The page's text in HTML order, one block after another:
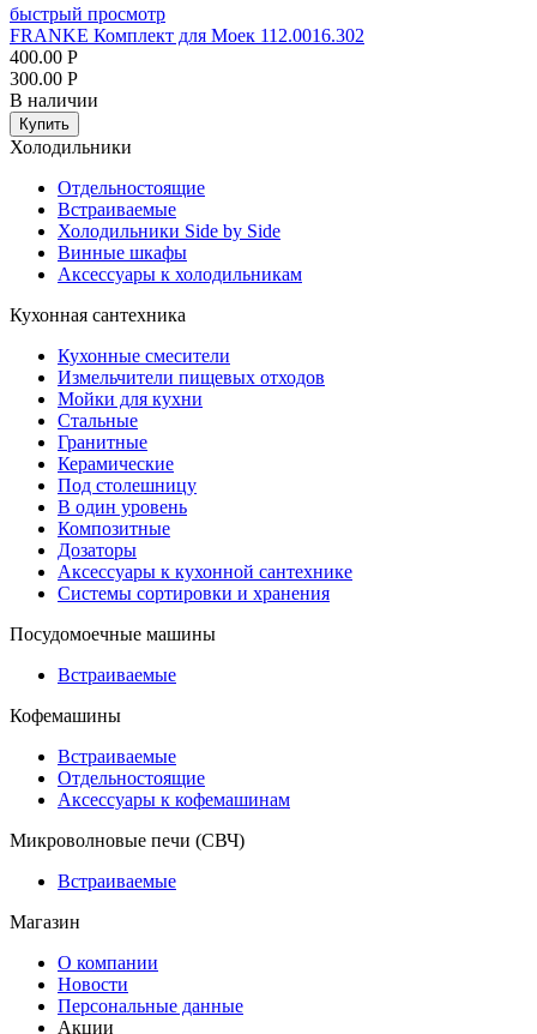
быстрый просмотр
FRANKE Комплект для Моек 112.0016.302
400.00 Р
300.00 Р
В наличии
Купить
Холодильники
Отдельностоящие
Встраиваемые
Холодильники Side by Side
Винные шкафы
Аксессуары к холодильникам
Кухонная сантехника
Кухонные смесители
Измельчители пищевых отходов
Мойки для кухни
Стальные
Гранитные
Керамические
Под столешницу
В один уровень
Композитные
Дозаторы
Аксессуары к кухонной сантехнике
Системы сортировки и хранения
Посудомоечные машины
Встраиваемые
Кофемашины
Встраиваемые
Отдельностоящие
Аксессуары к кофемашинам
Микроволновые печи (СВЧ)
Встраиваемые
Магазин
О компании
Новости
Персональные данные
Акции